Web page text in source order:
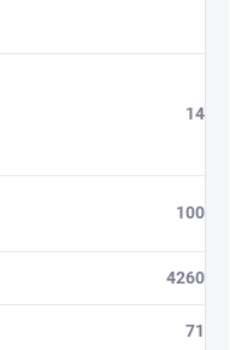
14
100
4260
71